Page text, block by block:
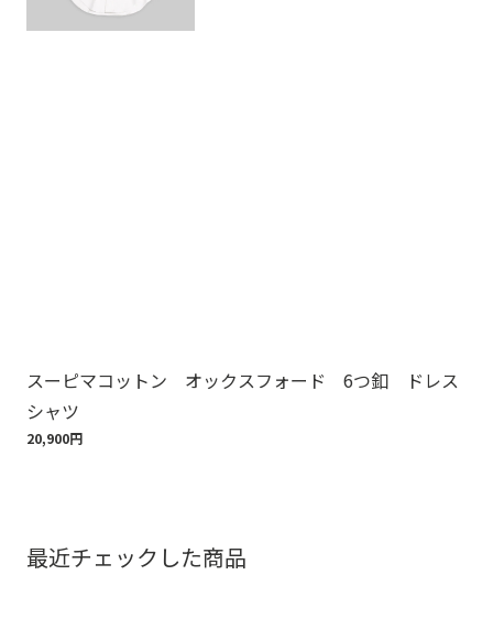
スーピマコットン オックスフォード 6つ釦 ドレス
シャツ
20,900円
最近チェックした商品